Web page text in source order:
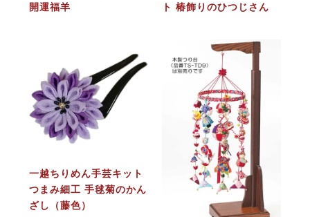
開運福羊
ト 椿飾りのひつじさん
一越ちりめん手芸キット
つまみ細工 手毬菊のかん
ざし（藤色）